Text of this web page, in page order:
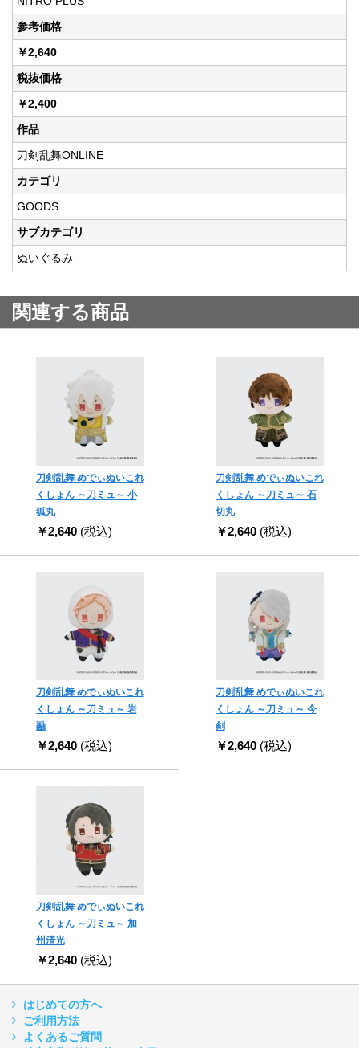
参考価格
￥2,640
税抜価格
￥2,400
作品
刀剣乱舞ONLINE
カテゴリ
GOODS
サブカテゴリ
ぬいぐるみ
関連する商品
刀剣乱舞 めでぃぬいこれ
くしょん ～刀ミュ～ 小
狐丸
￥2,640 (税込)
刀剣乱舞 めでぃぬいこれ
くしょん ～刀ミュ～ 石
切丸
￥2,640 (税込)
刀剣乱舞 めでぃぬいこれ
くしょん ～刀ミュ～ 岩
融
￥2,640 (税込)
刀剣乱舞 めでぃぬいこれ
くしょん ～刀ミュ～ 今
剣
￥2,640 (税込)
刀剣乱舞 めでぃぬいこれ
くしょん ～刀ミュ～ 加
州清光
￥2,640 (税込)
はじめての方へ
ご利用方法
よくあるご質問